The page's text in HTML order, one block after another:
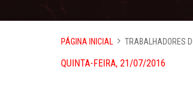
PÁGINA INICIAL TRABALHADORES
QUINTA-FEIRA, 21/07/2016